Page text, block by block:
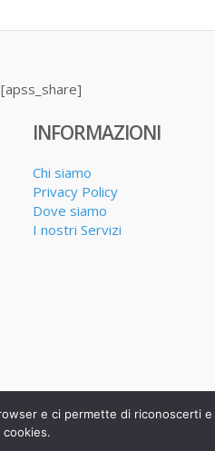
[apss_share]
INFORMAZIONI
Chi siamo
Privacy Policy
Dove siamo
I nostri Servizi
e ci permette di riconoscerti